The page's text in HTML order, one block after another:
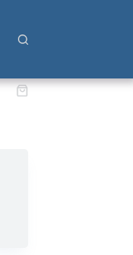
Warenkorb